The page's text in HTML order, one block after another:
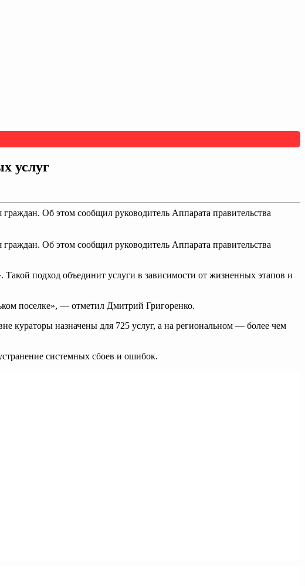
услуг
Об этом сообщил руководитель Аппарата правительства
Об этом сообщил руководитель Аппарата правительства
подход объединит услуги в зависимости от жизненных этапов и
поселке», — отметил Дмитрий Григоренко.
кураторы назначены для 725 услуг, а на региональном — более чем
системных сбоев и ошибок.